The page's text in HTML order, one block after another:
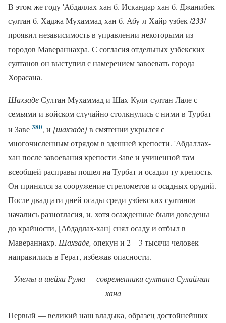
В этом же году 'Абдаллах-хан б. Искандар-хан б. Джанибек-
султан б. Хаджа Мухаммад-хан б. Абу-л-Хайр узбек /233/
проявил независимость в управлении некоторыми из
городов Мавераннахра. С согласия отдельных узбекских
султанов он выступил с намерением завоевать города
Хорасана.
ШахзадеСултан Мухаммад и Шах-Кули-султан Лале с
семьями и войском случайно столкнулись с ними в Турбат-
и Заве 380, и [шахзаде]в смятении укрылся с
многочисленным отрядом в здешней крепости. 'Абдаллах-
хан после завоевания крепости Заве и учиненной там
всеобщей расправы пошел на Турбат и осадил ту крепость.
Он принялся за сооружение стрелометов и осадных орудий.
После двадцати дней осады среди узбекских султанов
начались разногласия, и, хотя осажденные были доведены
до крайности, [Абдадлах-хан] снял осаду и отбыл в
Мавераннахр. Шахзаде, опекун и 2—3 тысячи человек
направились в Герат, избежав опасности.
Улемы и шейхи Рума — современники султана Сулайман-
хана
Первый — великий наш владыка, образец достойнейших